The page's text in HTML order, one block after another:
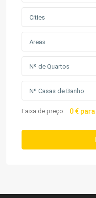
Cities
Areas
Faixa de preço: 0 €